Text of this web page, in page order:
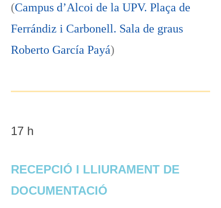
(Campus d’Alcoi de la UPV. Plaça de
Ferrándiz i Carbonell. Sala de graus
Roberto García Payá)
17 h
RECEPCIÓ I LLIURAMENT DE
DOCUMENTACIÓ